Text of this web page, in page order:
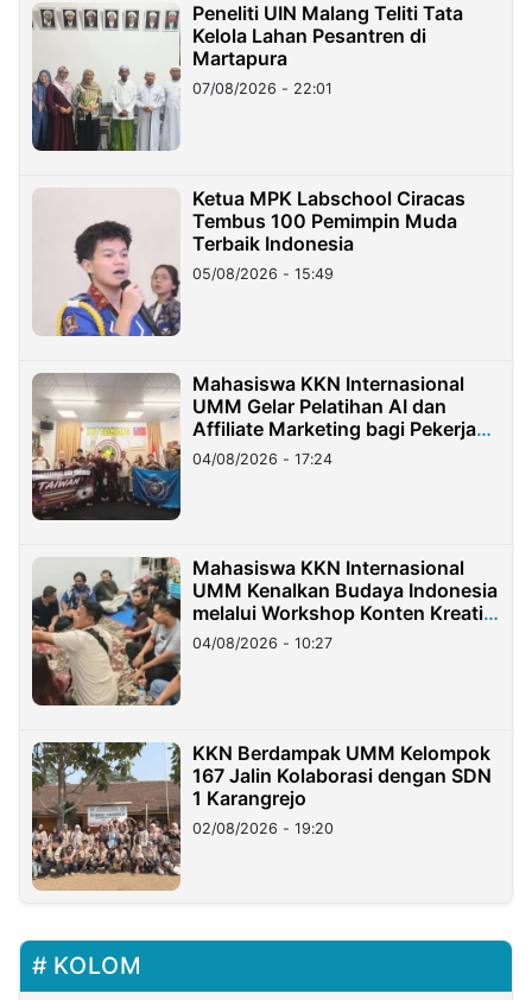
Peneliti UIN Malang Teliti Tata
Kelola Lahan Pesantren di
Martapura
07/08/2026 - 22:01
Ketua MPK Labschool Ciracas
Tembus 100 Pemimpin Muda
Terbaik Indonesia
05/08/2026 - 15:49
Mahasiswa KKN Internasional
UMM Gelar Pelatihan AI dan
Affiliate Marketing bagi Pekerja
Migran Indonesia di Taiwan
04/08/2026 - 17:24
Mahasiswa KKN Internasional
UMM Kenalkan Budaya Indonesia
melalui Workshop Konten Kreatif
di Taiwan
04/08/2026 - 10:27
KKN Berdampak UMM Kelompok
167 Jalin Kolaborasi dengan SDN
1 Karangrejo
02/08/2026 - 19:20
KOLOM